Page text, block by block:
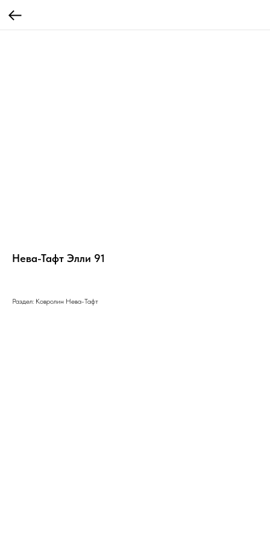
Нева-Тафт Элли 91
Раздел: Ковролин Нева-Тафт